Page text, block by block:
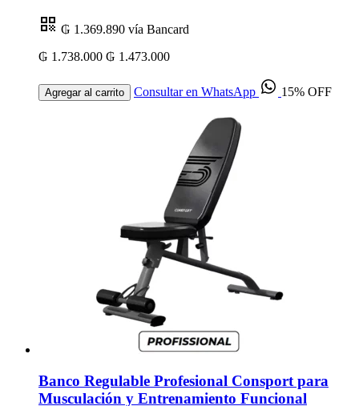
₲ 1.369.890 vía Bancard
₲ 1.738.000 ₲ 1.473.000
Agregar al carrito Consultar en WhatsApp 15% OFF
Banco Regulable Profesional Consport para
Musculación y Entrenamiento Funcional